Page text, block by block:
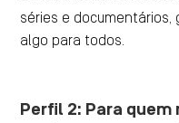
séries e documentários,
algo para todos.
Perfil 2: Para